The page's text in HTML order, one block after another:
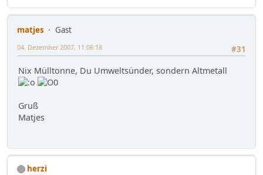
matjes
Gast
#31
04. Dezember 2007, 11:06:18
Nix Mülltonne, Du Umweltsünder, sondern Altmetall
Gruß
Matjes
herzi